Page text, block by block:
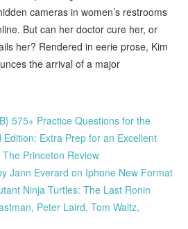
cameras in women’s restrooms
But can her doctor cure her, or
her? Rendered in eerie prose, Kim
the arrival of a major
575+ Practice Questions for the
Edition: Extra Prep for an Excellent
Princeton Review
Jann Everard on Iphone New Format
Ninja Turtles: The Last Ronin
Peter Laird, Tom Waltz,